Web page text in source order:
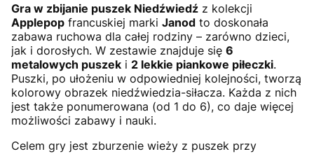
Gra w zbijanie puszek Niedźwiedź z kolekcji
Applepop francuskiej marki Janod to doskonała
zabawa ruchowa dla całej rodziny – zarówno dzieci,
jak i dorosłych. W zestawie znajduje się 6
metalowych puszek i 2 lekkie piankowe piłeczki.
Puszki, po ułożeniu w odpowiedniej kolejności, tworzą
kolorowy obrazek niedźwiedzia-siłacza. Każda z nich
jest także ponumerowana (od 1 do 6), co daje więcej
możliwości zabawy i nauki.
Celem gry jest zburzenie wieży z puszek przy